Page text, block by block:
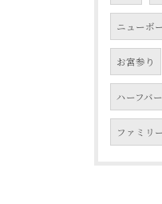
ニューボ
お宮参り
ハーフバ
ファミリ